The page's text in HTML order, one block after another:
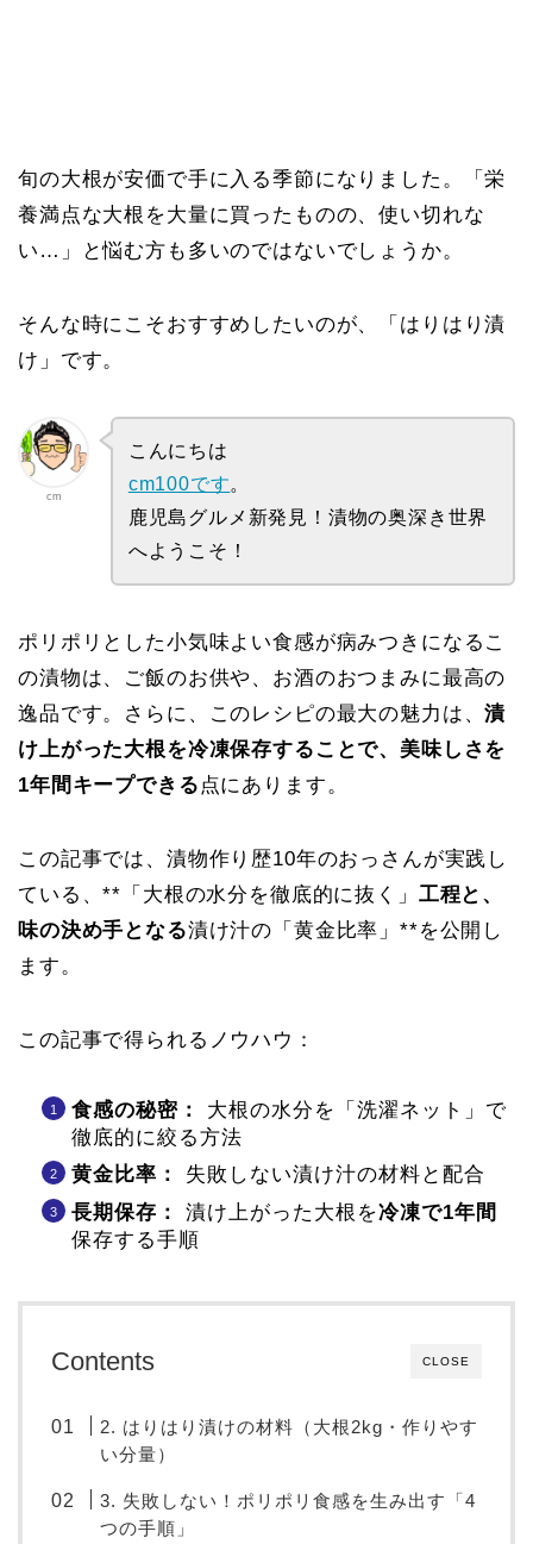
旬の大根が安価で手に入る季節になりました。「栄
養満点な大根を大量に買ったものの、使い切れな
い…」と悩む方も多いのではないでしょうか。
そんな時にこそおすすめしたいのが、「はりはり漬
け」です。
cm
こんにちは
cm100です。
鹿児島グルメ新発見！漬物の奥深き世界
へようこそ！
ポリポリとした小気味よい食感が病みつきになるこ
の漬物は、ご飯のお供や、お酒のおつまみに最高の
逸品です。さらに、このレシピの最大の魅力は、漬
け上がった大根を冷凍保存することで、美味しさを
1年間キープできる 点にあります。
この記事では、漬物作り歴10年のおっさんが実践し
ている、**「大根の水分を徹底的に抜く」 工程と、
味の決め手となる漬け汁の「黄金比率」**を公開し
ます。
この記事で得られるノウハウ：
食感の秘密：
大根の水分を「洗濯ネット」で
徹底的に絞る方法
黄金比率：
失敗しない漬け汁の材料と配合
長期保存：
漬け上がった大根を冷凍で1年間
保存する手順
CLOSE
Contents
2. はりはり漬けの材料（大根2kg・作りやす
い分量）
3. 失敗しない！ポリポリ食感を生み出す「4
つの手順」